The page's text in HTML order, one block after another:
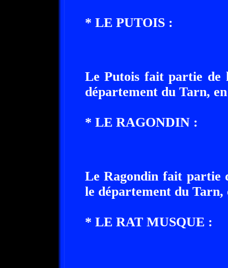
* LE PUTOIS :
Le Putois fait partie de
département du Tarn,
* LE RAGONDIN :
Le Ragondin fait partie
le département du Tarn,
* LE RAT MUSQUE :